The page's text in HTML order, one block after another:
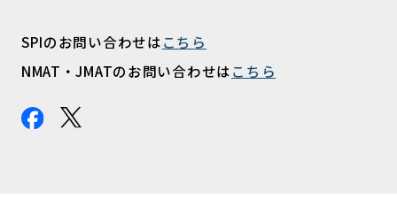
SPIのお問い合わせはこちら
NMAT・JMATのお問い合わせはこちら